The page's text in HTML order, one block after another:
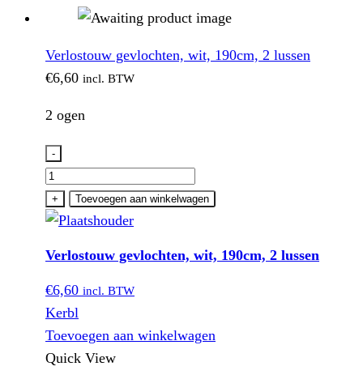
Verlostouw gevlochten, wit, 190cm, 2 lussen
€6,60 incl. BTW
2 ogen
-
Verlostouw
gevlochten,
wit,
2
lussen
aantal
+ Toevoegen aan winkelwagen
Verlostouw gevlochten, wit, 190cm, 2 lussen
€6,60 incl. BTW
Kerbl
Toevoegen aan winkelwagen
Quick View